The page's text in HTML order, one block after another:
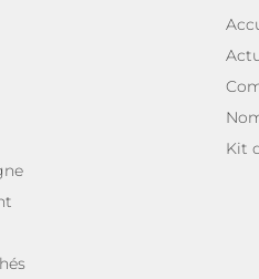
Kit